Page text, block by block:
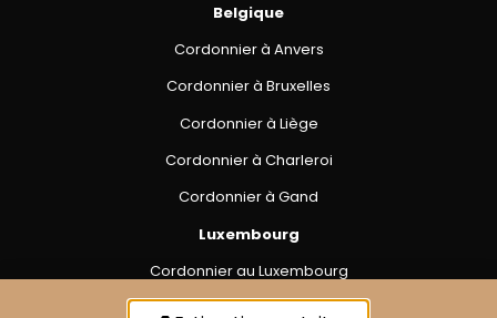
Belgique
Cordonnier à Anvers
Cordonnier à Bruxelles
Cordonnier à Liège
Cordonnier à Charleroi
Cordonnier à Gand
Luxembourg
Cordonnier au Luxembourg